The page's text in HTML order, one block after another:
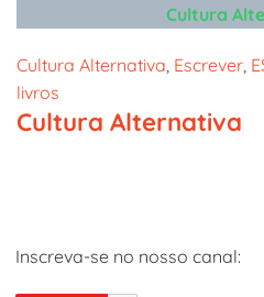
Cultura
Cultura Alternativa, Escrever,
livros
Cultura Alternativa
Inscreva-se no nosso canal: